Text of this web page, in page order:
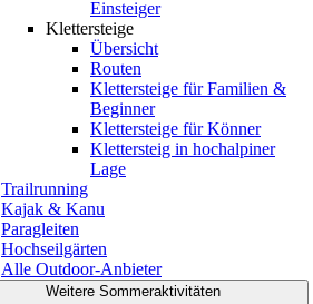
Einsteiger
Klettersteige
Übersicht
Routen
Klettersteige für Familien &
Beginner
Klettersteige für Könner
Klettersteig in hochalpiner
Lage
Trailrunning
Kajak & Kanu
Paragleiten
Hochseilgärten
Alle Outdoor-Anbieter
Weitere Sommeraktivitäten